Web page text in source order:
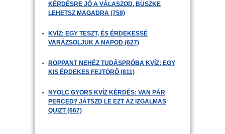
KÉRDÉSRE JÓ A VÁLASZOD, BÜSZKE
LEHETSZ MAGADRA (759)
KVÍZ: EGY TESZT, ÉS ÉRDEKESSÉ
VARÁZSOLJUK A NAPOD (627)
ROPPANT NEHÉZ TUDÁSPRÓBA KVÍZ: EGY
KIS ÉRDEKES FEJTÖRŐ (811)
NYOLC GYORS KVÍZ KÉRDÉS: VAN PÁR
PERCED? JÁTSZD LE EZT AZ IZGALMAS
QUIZT (667)